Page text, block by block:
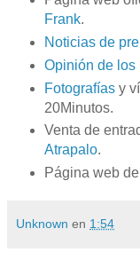
Frank.
Noticias de
Opinión de los
Fotografíasy
20Minutos.
Venta de
Atrapalo.
Página webde
Unknown en 1:54